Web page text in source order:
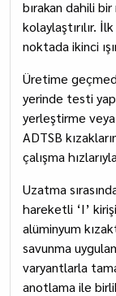
bırakan dahili
kolaylaştırılır.
noktada ikinci
Üretime
yerinde testi
yerleştirme
ADTSB
çalışma hızlarıyla
Uzatma
hareketli ‘I’
alüminyum
savunma
varyantlarla
anotlama ile